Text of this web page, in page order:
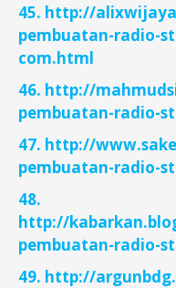
45. http://
pembuatan-radio-
com.html
46. http://
pembuatan-radio-
47. http://
pembuatan-radio-
48.
http://
pembuatan-radio-
49. http://